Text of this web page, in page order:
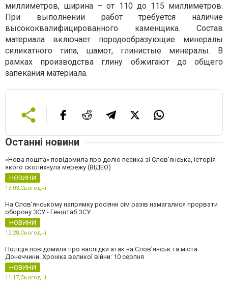
миллиметров, ширина – от 110 до 115 миллиметров.
При выполнении работ требуется наличие
высококвалифицированного каменщика. Состав
материала включает породообразующие минералы
силикатного типа, шамот, глинистые минералы. В
рамках производства глину обжигают до общего
запекания материала.
Останні новини
«Нова пошта» повідомила про долю песика зі Слов'янська, історія
якого сколихнула мережу (ВІДЕО)
НОВИНИ
13:03, Сьогодні
На Слов'янському напрямку росіяни сім разів намагалися прорвати
оборону ЗСУ - Генштаб ЗСУ
НОВИНИ
12:28, Сьогодні
Поліція повідомила про наслідки атак на Слов'янськ та міста
Донеччини. Хроніка великої війни: 10 серпня
НОВИНИ
11:17, Сьогодні